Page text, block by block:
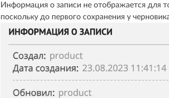
Информация о записи не отображается для
поскольку до первого сохранения у